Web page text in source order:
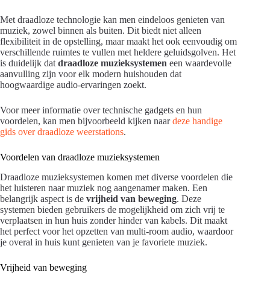
Met draadloze technologie kan men eindeloos genieten van
muziek, zowel binnen als buiten. Dit biedt niet alleen
flexibiliteit in de opstelling, maar maakt het ook eenvoudig om
verschillende ruimtes te vullen met heldere geluidsgolven. Het
is duidelijk dat draadloze muzieksystemen een waardevolle
aanvulling zijn voor elk modern huishouden dat
hoogwaardige audio-ervaringen zoekt.
Voor meer informatie over technische gadgets en hun
voordelen, kan men bijvoorbeeld kijken naardeze handige
gids over draadloze weerstations.
Voordelen van draadloze muzieksystemen
Draadloze muzieksystemen komen met diverse voordelen die
het luisteren naar muziek nog aangenamer maken. Een
belangrijk aspect is de vrijheid van beweging. Deze
systemen bieden gebruikers de mogelijkheid om zich vrij te
verplaatsen in hun huis zonder hinder van kabels. Dit maakt
het perfect voor het opzetten van multi-room audio, waardoor
je overal in huis kunt genieten van je favoriete muziek.
Vrijheid van beweging